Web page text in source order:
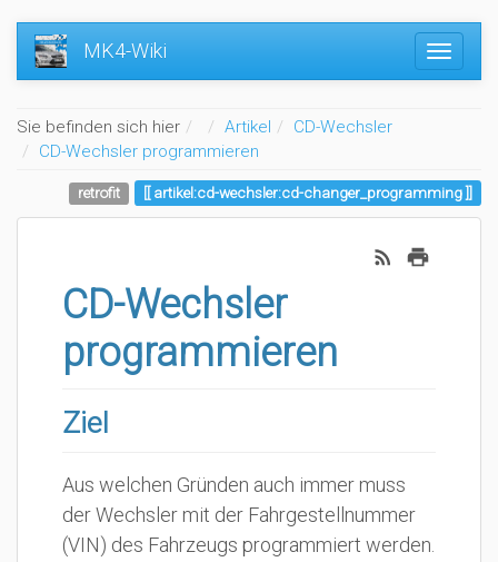
MK4-Wiki
Sie befinden sich hier Home
Artikel
CD-Wechsler
CD-Wechsler programmieren
retrofit artikel:cd-wechsler:cd-changer_programming
CD-Wechsler
programmieren
Ziel
Aus welchen Gründen auch immer muss
der Wechsler mit der Fahrgestellnummer
(VIN) des Fahrzeugs programmiert werden.